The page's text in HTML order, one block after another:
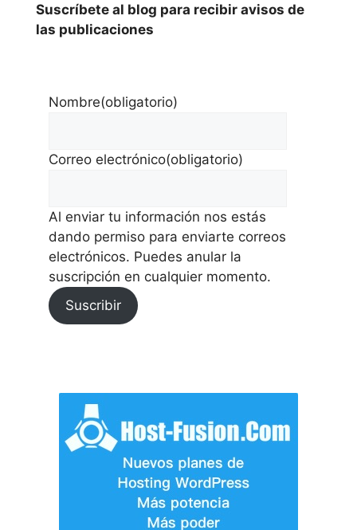
Suscríbete al blog para recibir avisos de
las publicaciones
Nombre(obligatorio)
Correo electrónico(obligatorio)
Al enviar tu información nos estás
dando permiso para enviarte correos
electrónicos. Puedes anular la
suscripción en cualquier momento.
Suscribir